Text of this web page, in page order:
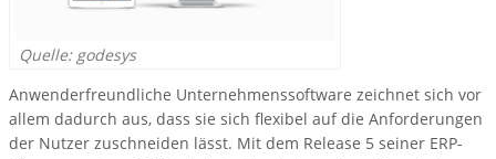
Quelle: godesys
Anwenderfreundliche Unternehmenssoftware zeichnet sich vor
allem dadurch aus, dass sie sich flexibel auf die Anforderungen
der Nutzer zuschneiden lässt. Mit dem Release 5 seiner ERP-